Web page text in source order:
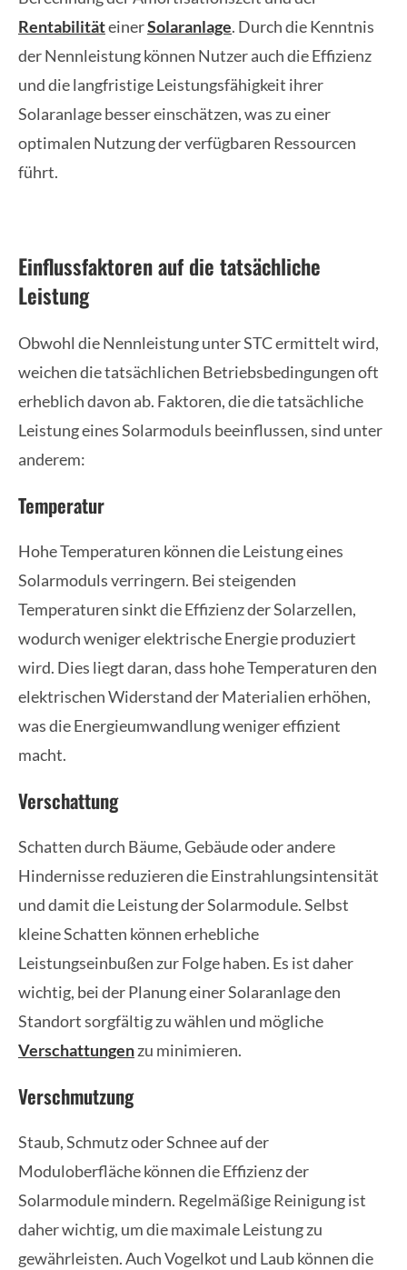
RentabilitäteinerSolaranlage. Durch die Kenntnis
der Nennleistung können Nutzer auch die Effizienz
und die langfristige Leistungsfähigkeit ihrer
Solaranlage besser einschätzen, was zu einer
optimalen Nutzung der verfügbaren Ressourcen
führt.
Einflussfaktoren auf die tatsächliche
Leistung
Obwohl die Nennleistung unter STC ermittelt wird,
weichen die tatsächlichen Betriebsbedingungen oft
erheblich davon ab. Faktoren, die die tatsächliche
Leistung eines Solarmoduls beeinflussen, sind unter
anderem:
Temperatur
Hohe Temperaturen können die Leistung eines
Solarmoduls verringern. Bei steigenden
Temperaturen sinkt die Effizienz der Solarzellen,
wodurch weniger elektrische Energie produziert
wird. Dies liegt daran, dass hohe Temperaturen den
elektrischen Widerstand der Materialien erhöhen,
was die Energieumwandlung weniger effizient
macht.
Verschattung
Schatten durch Bäume, Gebäude oder andere
Hindernisse reduzieren die Einstrahlungsintensität
und damit die Leistung der Solarmodule. Selbst
kleine Schatten können erhebliche
Leistungseinbußen zur Folge haben. Es ist daher
wichtig, bei der Planung einer Solaranlage den
Standort sorgfältig zu wählen und mögliche
Verschattungenzu minimieren.
Verschmutzung
Staub, Schmutz oder Schnee auf der
Moduloberfläche können die Effizienz der
Solarmodule mindern. Regelmäßige Reinigung ist
daher wichtig, um die maximale Leistung zu
gewährleisten. Auch Vogelkot und Laub können die